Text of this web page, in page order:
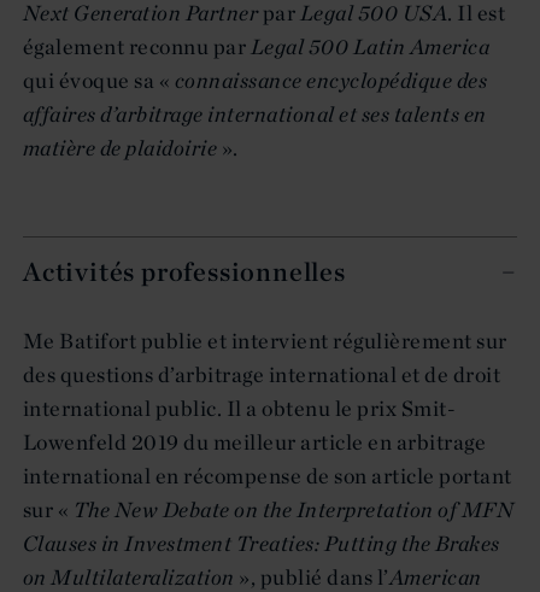
Next Generation PartnerparLegal 500 USA. Il est
également reconnu parLegal 500 Latin America
qui évoque sa « connaissance encyclopédique des
affaires d’arbitrage international et ses talents en
matière de plaidoirie ».
Activités professionnelles
Me Batifort publie et intervient régulièrement sur
des questions d’arbitrage international et de droit
international public. Il a obtenu le prix Smit-
Lowenfeld 2019 du meilleur article en arbitrage
international en récompense de son article portant
sur « The New Debate on the Interpretation of MFN
Clauses in Investment Treaties: Putting the Brakes
on Multilateralization », publié dans l’American